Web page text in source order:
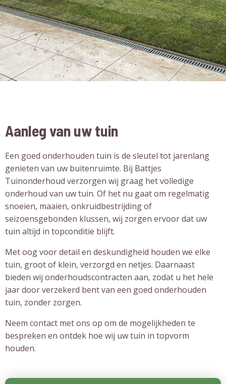
Aanleg van uw tuin
Een goed onderhouden tuin is de sleutel tot jarenlang
genieten van uw buitenruimte. Bij Battjes
Tuinonderhoud verzorgen wij graag het volledige
onderhoud van uw tuin. Of het nu gaat om regelmatig
snoeien, maaien, onkruidbestrijding of
seizoensgebonden klussen, wij zorgen ervoor dat uw
tuin altijd in topconditie blijft.
Met oog voor detail en deskundigheid houden we elke
tuin, groot of klein, verzorgd en netjes. Daarnaast
bieden wij onderhoudscontracten aan, zodat u het hele
jaar door verzekerd bent van een goed onderhouden
tuin, zonder zorgen.
Neem contact met ons op om de mogelijkheden te
bespreken en ontdek hoe wij uw tuin in topvorm
houden.